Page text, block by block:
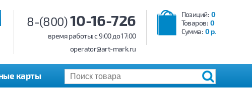
Позиций: 0
Товаров: 0
Сумма: 0 р.
8-(800)10-16-726
время работы: c 9:00 до 17:00
operator@art-mark.ru
карты